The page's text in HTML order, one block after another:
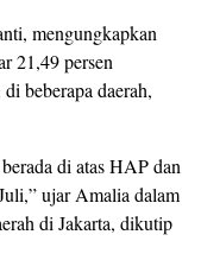
mengungkapkan
21,49 persen
beberapa daerah,
di atas HAP dan
ujar Amalia dalam
di Jakarta, dikutip